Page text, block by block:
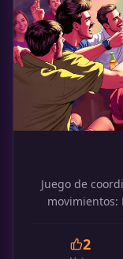
Juego de
movimientos:
2